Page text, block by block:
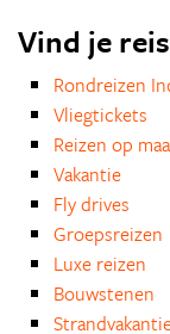
Vind je
Rondreizen
Vliegtickets
Reizen op
Vakantie
Fly drives
Groepsreizen
Luxe reizen
Bouwstenen